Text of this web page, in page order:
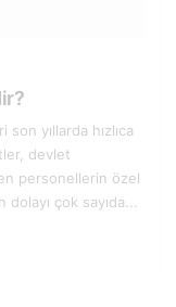
yıllarda hızlıca
devlet
personellerin özel
çok sayıda...